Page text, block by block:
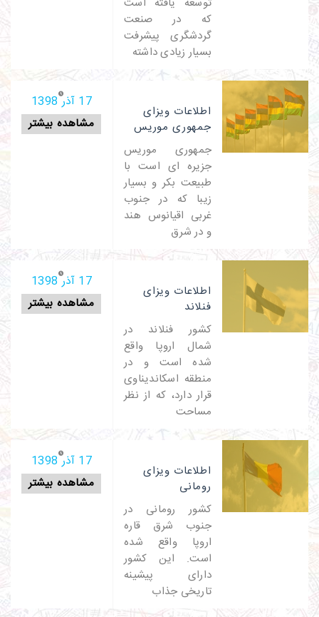
که در صنعت
گردشگری پیشرفت
بسیار زیادی داشته
17 آذر 1398
مشاهده بیشتر
اطلاعات ویزای
جمهوری موریس
جمهوری موریس
جزیره ای است با
طبیعت بکر و بسیار
زیبا که در جنوب
غربی اقیانوس هند
و در شرق
17 آذر 1398
مشاهده بیشتر
اطلاعات ویزای
فنلاند
کشور فنلاند در
شمال اروپا واقع
شده است و در
منطقه اسکاندیناوی
قرار دارد، که از نظر
مساحت
17 آذر 1398
مشاهده بیشتر
اطلاعات ویزای
رومانی
کشور رومانی در
جنوب شرق قاره
اروپا واقع شده
است. این کشور
دارای پیشینه
تاریخی جذاب